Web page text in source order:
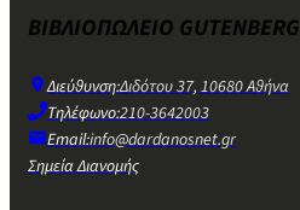
ΒΙΒΛΙΟΠΩΛΕΙΟ GUTENBERG
Διεύθυνση:Διδότου 37, 10680 Αθήνα
Τηλέφωνο:210-3642003
Email:info@dardanosnet.gr
Σημεία Διανομής